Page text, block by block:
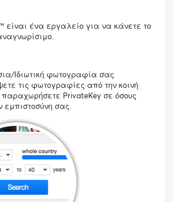
είναι ένα εργαλείο για να κάνετε το
Ιδιωτική φωτογραφία σας
τις φωτογραφίες από την κοινή
PrivateKey σε όσους
εμπιστοσύνη σας.